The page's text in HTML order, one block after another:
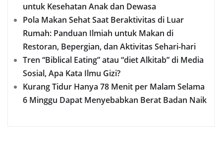
untuk Kesehatan Anak dan Dewasa
Pola Makan Sehat Saat Beraktivitas di Luar
Rumah: Panduan Ilmiah untuk Makan di
Restoran, Bepergian, dan Aktivitas Sehari-hari
Tren “Biblical Eating” atau “diet Alkitab” di Media
Sosial, Apa Kata Ilmu Gizi?
Kurang Tidur Hanya 78 Menit per Malam Selama
6 Minggu Dapat Menyebabkan Berat Badan Naik